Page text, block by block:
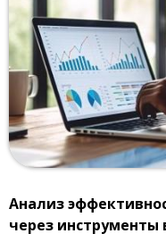
Анализ
через инструменты